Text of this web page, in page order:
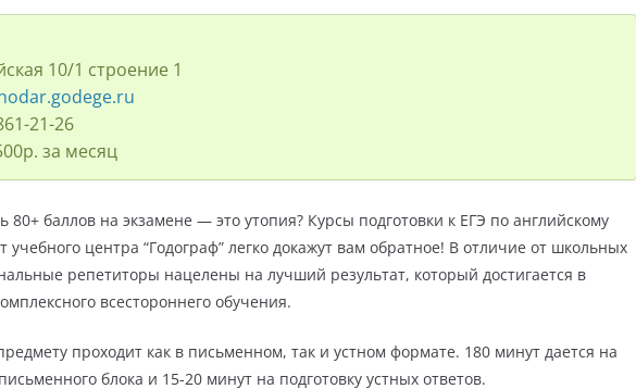
10/1 строение 1
21-26
за месяц
80+ баллов на экзамене — это утопия? Курсы подготовки к ЕГЭ по английскому
учебного центра “Годограф” легко докажут вам обратное! В отличие от школьных
репетиторы нацелены на лучший результат, который достигается в
всестороннего обучения.
проходит как в письменном, так и устном формате. 180 минут дается на
блока и 15-20 минут на подготовку устных ответов.